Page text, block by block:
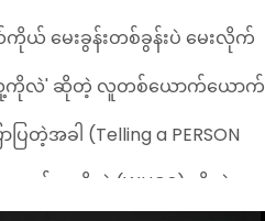
မေးခွန်းတစ်ခွန်းပဲ မေးလိုက်
သူ့ကိုလဲ' ဆိုတဲ့ လူတစ်ယောက်ယောက်
တဲ့အခါ (Telling a PERSON
ာ ဘယ်သူ့ကိုလဲ (WHO?) ဆိုတဲ့ လူ
ပါကိုပါရပါမယ်။